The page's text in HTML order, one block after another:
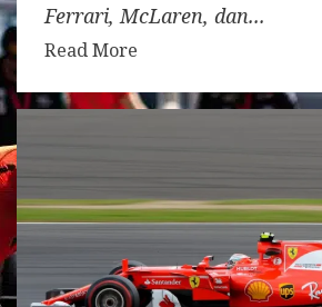
Ferrari, McLaren, dan...
Read More